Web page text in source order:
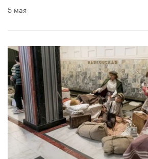
5 мая